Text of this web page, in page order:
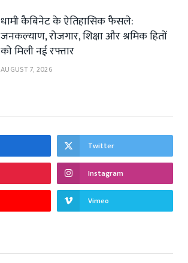
धामी कैबिनेट के ऐतिहासिक फैसले:
जनकल्याण, रोजगार, शिक्षा और श्रमिक हितों
को मिली नई रफ्तार
AUGUST 7, 2026
Twitter
Instagram
Vimeo